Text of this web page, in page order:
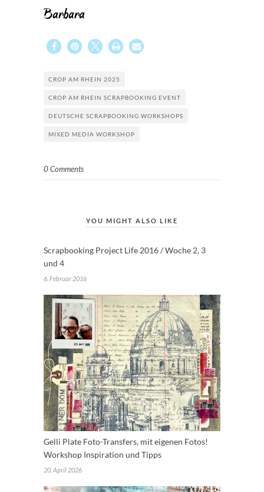
Barbara
CROP AM RHEIN 2025
CROP AM RHEIN SCRAPBOOKING EVENT
DEUTSCHE SCRAPBOOKING WORKSHOPS
MIXED MEDIA WORKSHOP
0 Comments
YOU MIGHT ALSO LIKE
Scrapbooking Project Life 2016 / Woche 2, 3
und 4
6. Februar 2016
Gelli Plate Foto-Transfers, mit eigenen Fotos!
Workshop Inspiration und Tipps
20. April 2026